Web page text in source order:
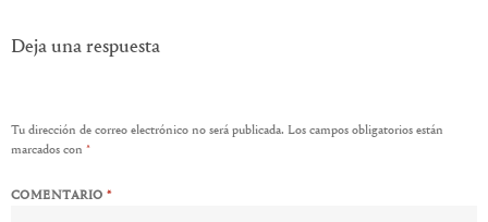
Deja una respuesta
Tu dirección de correo electrónico no será publicada. Los campos obligatorios están
marcados con *
COMENTARIO*